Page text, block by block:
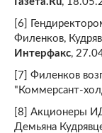
[6]
Филенков,
Интерфакс,
[7] Филенков
"Коммерсант-
[8] Акционеры
Демьяна